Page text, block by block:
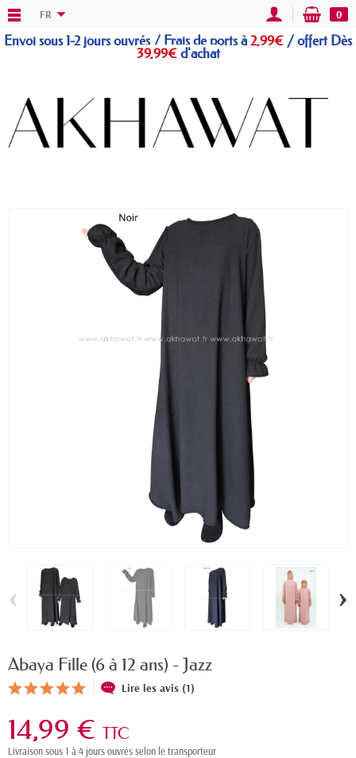
Envoi sous 1-2 jours ouvrés / Frais de ports à 2,99€ /offert Dès
39,99€d'achat
FR 0
‹ ›
Abaya Fille (6 à 12 ans) - Jazz
Lire les avis (1)
14,99 € TTC
Livraison sous 1 à 4 jours ouvrés selon le transporteur